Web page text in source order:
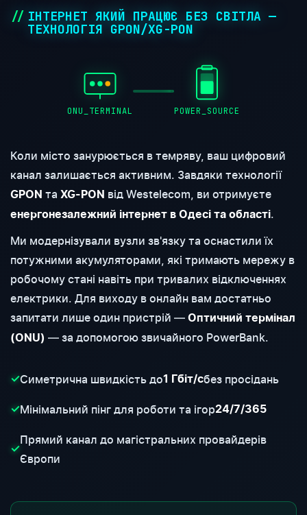
ІНТЕРНЕТ ЯКИЙ ПРАЦЮЄ БЕЗ СВІТЛА —
ТЕХНОЛОГІЯ GPON/XG-PON
ONU_TERMINAL POWER_SOURCE
Коли місто занурюється в темряву, ваш цифровий
канал залишається активним. Завдяки технології
GPON та XG-PON від Westelecom, ви отримуєте
енергонезалежний інтернет в Одесі та області.
Ми модернізували вузли зв'язку та оснастили їх
потужними акумуляторами, які тримають мережу в
робочому стані навіть при тривалих відключеннях
електрики. Для виходу в онлайн вам достатньо
запитати лише один пристрій — Оптичний термінал
(ONU) — за допомогою звичайного PowerBank.
✓Симетрична швидкість до1 Гбіт/сбез просідань
✓Мінімальний пінг для роботи та ігор24/7/365
✓
Прямий канал до магістральних провайдерів
Європи